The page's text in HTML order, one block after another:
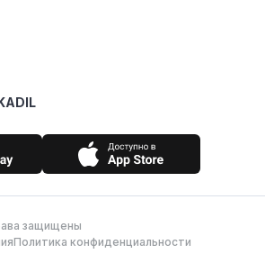
защищены
Политика конфиденциальности